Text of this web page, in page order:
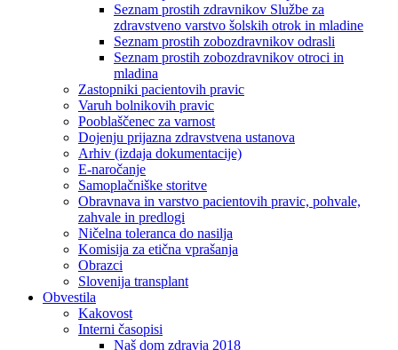
Seznam prostih zdravnikov Službe za
zdravstveno varstvo šolskih otrok in mladine
Seznam prostih zobozdravnikov odrasli
Seznam prostih zobozdravnikov otroci in
mladina
Zastopniki pacientovih pravic
Varuh bolnikovih pravic
Pooblaščenec za varnost
Dojenju prijazna zdravstvena ustanova
Arhiv (izdaja dokumentacije)
E-naročanje
Samoplačniške storitve
Obravnava in varstvo pacientovih pravic, pohvale,
zahvale in predlogi
Ničelna toleranca do nasilja
Komisija za etična vprašanja
Obrazci
Slovenija transplant
Obvestila
Kakovost
Interni časopisi
Naš dom zdravja 2018